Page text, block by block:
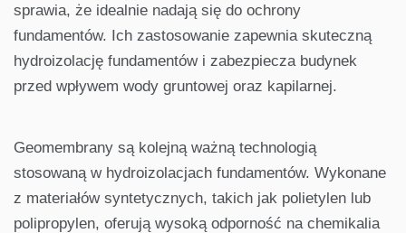
sprawia, że idealnie nadają się do ochrony
fundamentów. Ich zastosowanie zapewnia skuteczną
hydroizolację fundamentów i zabezpiecza budynek
przed wpływem wody gruntowej oraz kapilarnej.
Geomembrany są kolejną ważną technologią
stosowaną w hydroizolacjach fundamentów. Wykonane
z materiałów syntetycznych, takich jak polietylen lub
polipropylen, oferują wysoką odporność na chemikalia